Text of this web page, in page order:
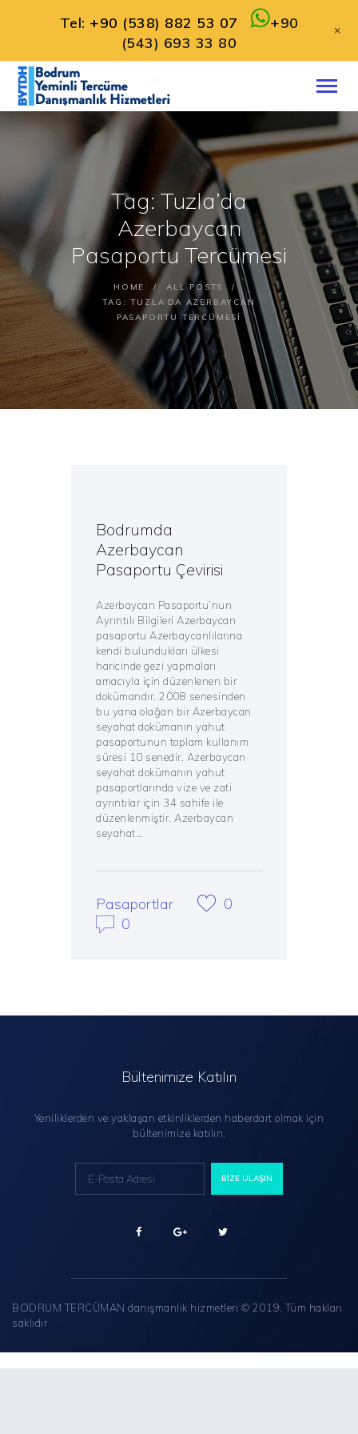
Tag: Tuzla’da
Azerbaycan
Pasaportu Tercümesi
HOME
ALL POSTS
TAG: TUZLA’DA AZERBAYCAN
PASAPORTU TERCÜMESI
ANA SAYFA
HAKKIMIZDA
HIZMETLERIMIZ
İLETIŞIM
TÜRKÇE
Bodrumda
Azerbaycan
Pasaportu Çevirisi
Azerbaycan Pasaportu’nun
Ayrıntılı Bilgileri Azerbaycan
pasaportu Azerbaycanlılarına
kendi bulundukları ülkesi
haricinde gezi yapmaları
amacıyla için düzenlenen bir
dokümandır. 2008 senesinden
bu yana olağan bir Azerbaycan
seyahat dokümanın yahut
pasaportunun toplam kullanım
süresi 10 senedir. Azerbaycan
seyahat dokümanın yahut
pasaportlarında vize ve zati
ayrıntılar için 34 sahife ile
düzenlenmiştir. Azerbaycan
seyahat…
Pasaportlar
0
0
Bültenimize Katılın
Yeniliklerden ve yaklaşan etkinliklerden haberdart olmak için
bültenimize katılın.
BODRUM TERCÜMAN danışmanlık hizmetleri © 2019. Tüm hakları
saklıdır
Tel: +90 (538) 882 53 07
+90
(543) 693 33 80
+